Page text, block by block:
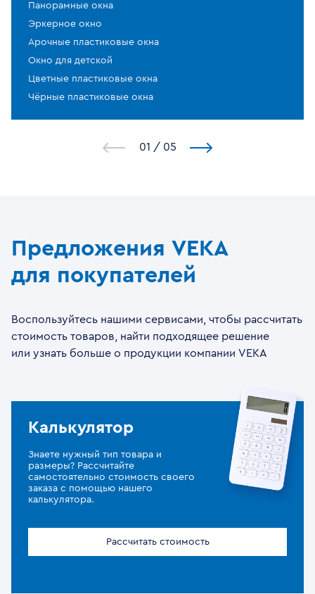
Панорамные окна
Эркерное окно
Арочные пластиковые окна
Окно для детской
Цветные пластиковые окна
Чёрные пластиковые окна
1 / 5
Предложения VEKA
для покупателей
Воспользуйтесь нашими сервисами, чтобы рассчитать
стоимость товаров, найти подходящее решение
или узнать больше о продукции компании VEKA
Калькулятор
Знаете нужный тип товара и
размеры? Рассчитайте
самостоятельно стоимость своего
заказа с помощью нашего
калькулятора.
Рассчитать стоимость